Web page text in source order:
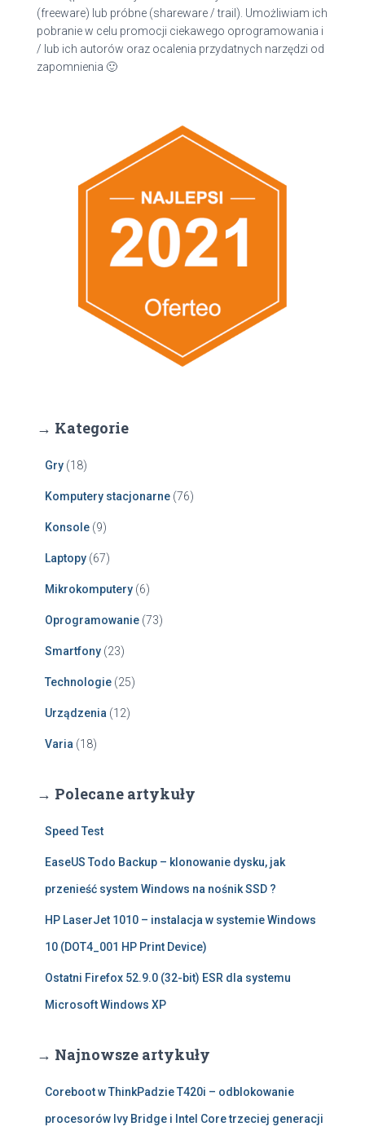
(freeware) lub próbne (shareware / trail). Umożliwiam ich
pobranie w celu promocji ciekawego oprogramowania i
/ lub ich autorów oraz ocalenia przydatnych narzędzi od
zapomnienia 🙂
→ Kategorie
Gry (18)
Komputery stacjonarne (76)
Konsole (9)
Laptopy (67)
Mikrokomputery (6)
Oprogramowanie (73)
Smartfony (23)
Technologie (25)
Urządzenia (12)
Varia (18)
→ Polecane artykuły
Speed Test
EaseUS Todo Backup – klonowanie dysku, jak
przenieść system Windows na nośnik SSD ?
HP LaserJet 1010 – instalacja w systemie Windows
10 (DOT4_001 HP Print Device)
Ostatni Firefox 52.9.0 (32-bit) ESR dla systemu
Microsoft Windows XP
→ Najnowsze artykuły
Coreboot w ThinkPadzie T420i – odblokowanie
procesorów Ivy Bridge i Intel Core trzeciej generacji